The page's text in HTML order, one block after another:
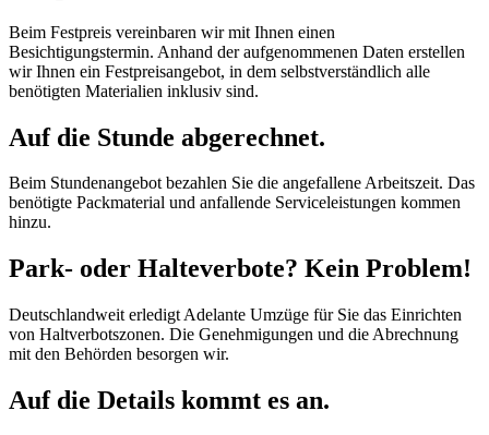
Beim Festpreis vereinbaren wir mit Ihnen einen
Besichtigungstermin. Anhand der aufgenommenen Daten erstellen
wir Ihnen ein Festpreisangebot, in dem selbstverständlich alle
benötigten Materialien inklusiv sind.
Auf die Stunde abgerechnet.
Beim Stundenangebot bezahlen Sie die angefallene Arbeitszeit. Das
benötigte Packmaterial und anfallende Serviceleistungen kommen
hinzu.
Park- oder Halteverbote? Kein Problem!
Deutschlandweit erledigt Adelante Umzüge für Sie das Einrichten
von Haltverbotszonen. Die Genehmigungen und die Abrechnung
mit den Behörden besorgen wir.
Auf die Details kommt es an.